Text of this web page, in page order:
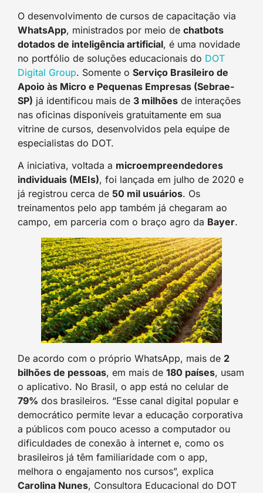
O desenvolvimento de cursos de capacitação via
WhatsApp, ministrados por meio de chatbots
dotados de inteligência artificial, é uma novidade
no portfólio de soluções educacionais do DOT
Digital Group. Somente o Serviço Brasileiro de
Apoio às Micro e Pequenas Empresas (Sebrae-
SP) já identificou mais de 3 milhões de interações
nas oficinas disponíveis gratuitamente em sua
vitrine de cursos, desenvolvidos pela equipe de
especialistas do DOT.
A iniciativa, voltada a microempreendedores
individuais (MEIs), foi lançada em julho de 2020 e
já registrou cerca de 50 mil usuários. Os
treinamentos pelo app também já chegaram ao
campo, em parceria com o braço agro da Bayer.
De acordo com o próprio WhatsApp, mais de 2
bilhões de pessoas, em mais de 180 países, usam
o aplicativo. No Brasil, o app está no celular de
79% dos brasileiros. “Esse canal digital popular e
democrático permite levar a educação corporativa
a públicos com pouco acesso a computador ou
dificuldades de conexão à internet e, como os
brasileiros já têm familiaridade com o app,
melhora o engajamento nos cursos”, explica
Carolina Nunes, Consultora Educacional do DOT